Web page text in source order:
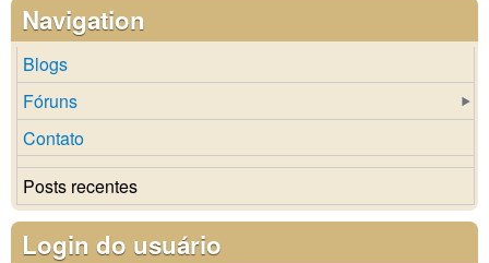
Navigation
Blogs
Fóruns
Contato
Posts recentes
Login do usuário